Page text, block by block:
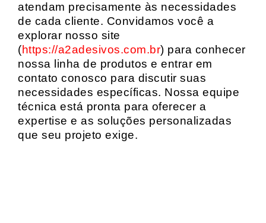
atendam precisamente às necessidades
de cada cliente. Convidamos você a
explorar nosso site
(https://a2adesivos.com.br) para conhecer
nossa linha de produtos e entrar em
contato conosco para discutir suas
necessidades específicas. Nossa equipe
técnica está pronta para oferecer a
expertise e as soluções personalizadas
que seu projeto exige.